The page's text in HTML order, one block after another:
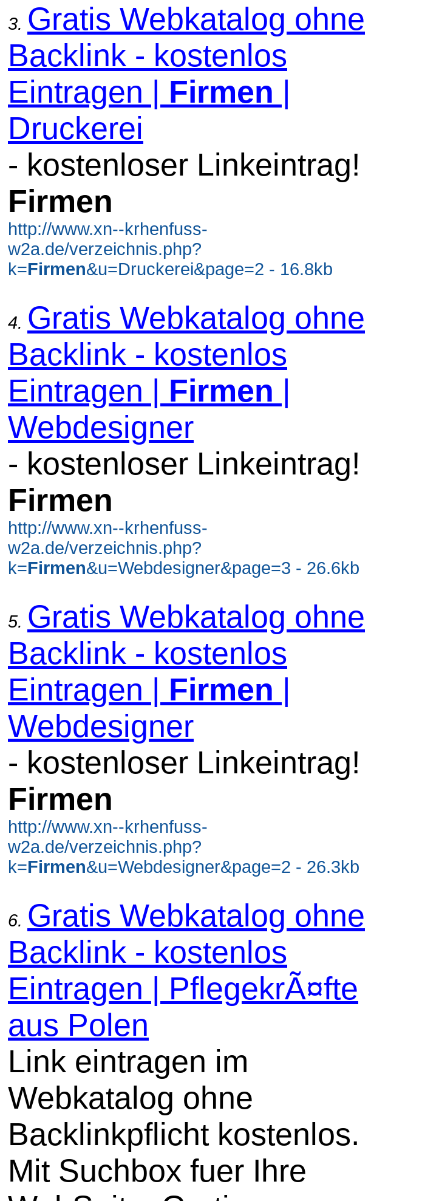
3. Gratis Webkatalog ohne
Backlink - kostenlos
Eintragen | Firmen |
Druckerei
- kostenloser Linkeintrag!
Firmen
http://www.xn--krhenfuss-
w2a.de/verzeichnis.php?
k=Firmen&u=Druckerei&page=2 - 16.8kb
4. Gratis Webkatalog ohne
Backlink - kostenlos
Eintragen | Firmen |
Webdesigner
- kostenloser Linkeintrag!
Firmen
http://www.xn--krhenfuss-
w2a.de/verzeichnis.php?
k=Firmen&u=Webdesigner&page=3 - 26.6kb
5. Gratis Webkatalog ohne
Backlink - kostenlos
Eintragen | Firmen |
Webdesigner
- kostenloser Linkeintrag!
Firmen
http://www.xn--krhenfuss-
w2a.de/verzeichnis.php?
k=Firmen&u=Webdesigner&page=2 - 26.3kb
6. Gratis Webkatalog ohne
Backlink - kostenlos
Eintragen | PflegekrÃ¤fte
aus Polen
Link eintragen im
Webkatalog ohne
Backlinkpflicht kostenlos.
Mit Suchbox fuer Ihre